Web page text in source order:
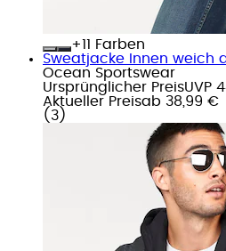
+
Farben
Sweatjacke Innen weich
Ocean Sportswear
Ursprünglicher PreisUVP
Aktueller Preisab 38,99 €
( 3 )